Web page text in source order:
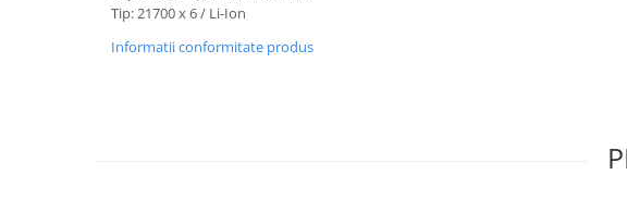
Blițuri și lumini foto/video
Tip: 21700 x 6 / Li-Ion
Informatii conformitate produs